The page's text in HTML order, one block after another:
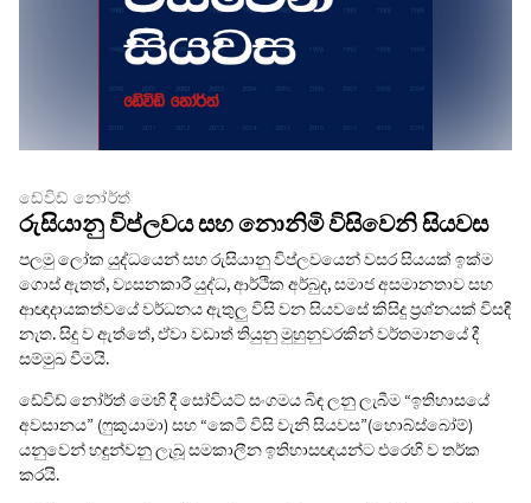
ඩේවිඩ් නෝර්ත්
රුසියානු විප්ලවය සහ නොනිමි විසිවෙනි සියවස
පලමු ලෝක යුද්ධයෙන් සහ රුසියානු විප්ලවයෙන් වසර සියයක් ඉක්ම
ගොස් ඇතත්, ව්‍යසනකාරී යුද්ධ, ආර්ථික අර්බුද, සමාජ අසමානතාව සහ
ආඥාදායකත්වයේ වර්ධනය ඇතුලු විසි වන සියවසේ කිසිදු ප්‍රශ්නයක් විසඳී
නැත. සිදු ව ඇත්තේ, ඒවා වඩාත් තියුනු මුහුනුවරකින් වර්තමානයේ දී
සම්මුඛ වීමයි.
ඩේවිඩ් නෝර්ත් මෙහි දී සෝවියට් සංගමය බිඳ ලනු ලැබීම “ඉතිහාසයේ
අවසානය” (ෆුකුයාමා) සහ “කෙටි විසි වැනි සියවස”(හොබ්ස්බෝම්)
යනුවෙන් හඳුන්වනු ලැබූ සමකාලීන ඉතිහාසඥයන්ට එරෙහි ව තර්ක
කරයි.